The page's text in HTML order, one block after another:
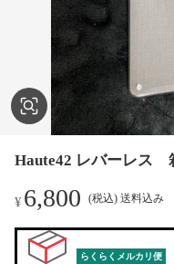
Haute42 レバーレス
¥6,800 (税込) 送料込み
らくらくメルカリ便